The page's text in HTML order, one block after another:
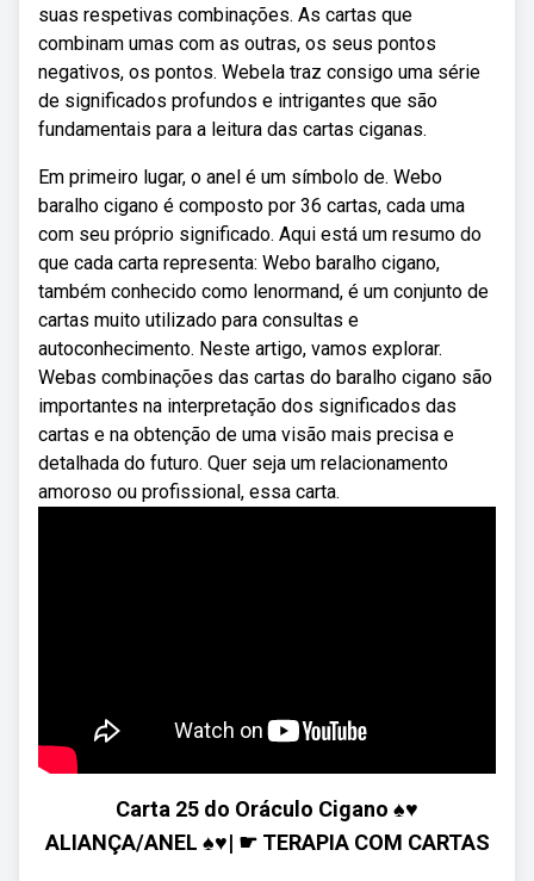
suas respetivas combinações. As cartas que
combinam umas com as outras, os seus pontos
negativos, os pontos. Webela traz consigo uma série
de significados profundos e intrigantes que são
fundamentais para a leitura das cartas ciganas.
Em primeiro lugar, o anel é um símbolo de. Webo
baralho cigano é composto por 36 cartas, cada uma
com seu próprio significado. Aqui está um resumo do
que cada carta representa: Webo baralho cigano,
também conhecido como lenormand, é um conjunto de
cartas muito utilizado para consultas e
autoconhecimento. Neste artigo, vamos explorar.
Webas combinações das cartas do baralho cigano são
importantes na interpretação dos significados das
cartas e na obtenção de uma visão mais precisa e
detalhada do futuro. Quer seja um relacionamento
amoroso ou profissional, essa carta.
Carta 25 do Oráculo Cigano ♠♥
ALIANÇA/ANEL ♠♥| ☛ TERAPIA COM CARTAS